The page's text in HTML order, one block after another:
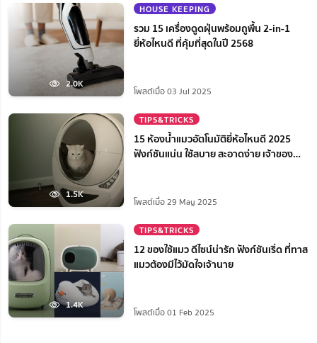
2.0K
HOUSE KEEPING
รวม 15 เครื่องดูดฝุ่นพร้อมถูพื้น 2-in-1
ยี่ห้อไหนดี ที่คุ้มที่สุดในปี 2568
โพสต์เมื่อ 03 Jul 2025
1.5K
TIPS&TRICKS
15 ห้องน้ำแมวอัตโนมัติยี่ห้อไหนดี 2025
ฟังก์ชันแน่น ใช้สบาย สะอาดง่าย เจ้าของ
โพสต์เมื่อ 29 May 2025
1.4K
TIPS&TRICKS
12 ของใช้แมว ดีไซน์น่ารัก ฟังก์ชันเริ่ด ที่ทาส
แมวต้องมีไว้มัดใจเจ้านาย
โพสต์เมื่อ 01 Feb 2025